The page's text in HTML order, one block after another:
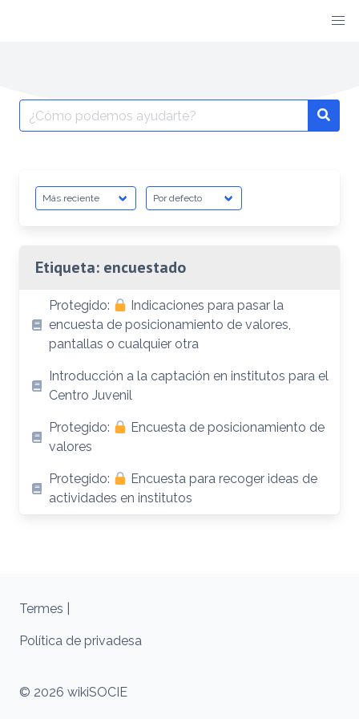
Etiqueta: encuestado
Protegido:
Indicaciones para pasar la
encuesta de posicionamiento de valores,
pantallas o cualquier otra
Introducción a la captación en institutos para el
Centro Juvenil
Protegido:
Encuesta de posicionamiento de
valores
Protegido:
Encuesta para recoger ideas de
actividades en institutos
© 2026 wikiSOCIE
Termes |
Política de privadesa